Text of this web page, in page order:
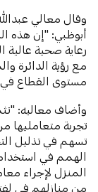
وقال معالي
أبوظبي: "إن هذه
رعاية صحية عالية
مع رؤية الدائرة
مستوى القطاع في
وأضاف معاليه:
تجربة متعامليها
تسهم في تذليل
الهمم في
المنزل لإجراء
من منازلهم في